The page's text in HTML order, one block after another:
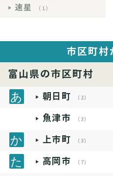
速星 （1）
市区町村
富山県の市区町村
朝日町 （2）
魚津市 （3）
上市町 （3）
高岡市 （7）